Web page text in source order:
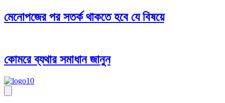
মেনোপজের পর সতর্ক থাকতে হবে যে বিষয়ে
কোমরে ব্যথার সমাধান জানুন